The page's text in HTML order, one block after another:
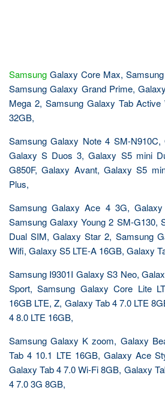
Samsung Galaxy Core Max,
Samsung Galaxy Grand Prime,
Mega 2, Samsung Galaxy Tab
32GB,
Samsung Galaxy Note 4 SM-
Galaxy S Duos 3, Galaxy S5 mini
G850F, Galaxy Avant, Galaxy S5
Plus,
Samsung Galaxy Ace 4 3G,
Samsung Galaxy Young 2 SM-G130,
Dual SIM, Galaxy Star 2, Samsung
Wifi, Galaxy S5 LTE-A 16GB, Galaxy
Samsung I9301I Galaxy S3 Neo,
Sport, Samsung Galaxy Core Lite
16GB LTE, Z, Galaxy Tab 4 7.0 LTE
4 8.0 LTE 16GB,
Samsung Galaxy K zoom, Galaxy
Tab 4 10.1 LTE 16GB, Galaxy Ace
Galaxy Tab 4 7.0 Wi-Fi 8GB, Galaxy
4 7.0 3G 8GB,